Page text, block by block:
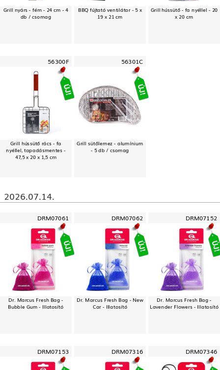
Grill nyárs - fém - 24 cm - 4
db / csomag
BBQ fújtató ventilátor - 5 x
19 x 21 cm
Grill hússütő - fa nyéllel - 20
x 20 cm
56300F
Grill hússütő rács - fa
nyéllel, tapadásmentes -
47,5 x 20 x 1,5 cm
56301C
Grill sütőlemez - alumínium
- 5 db / csomag
2026.07.14.
DRM07061
Dr. Marcus Fresh Bag -
Bubble Gum - Illatosító
DRM07062
Dr. Marcus Fresh Bag - New
Car - Illatosító
DRM07152
Dr. Marcus Fresh Bag -
Lavender Flowers - Illatosító
DRM07153 DRM07316 DRM07346